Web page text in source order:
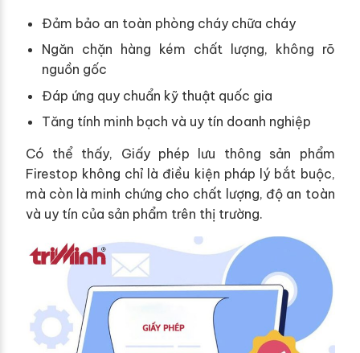
Đảm bảo an toàn phòng cháy chữa cháy
Ngăn chặn hàng kém chất lượng, không rõ
nguồn gốc
Đáp ứng quy chuẩn kỹ thuật quốc gia
Tăng tính minh bạch và uy tín doanh nghiệp
Có thể thấy, Giấy phép lưu thông sản phẩm
Firestop không chỉ là điều kiện pháp lý bắt buộc,
mà còn là minh chứng cho chất lượng, độ an toàn
và uy tín của sản phẩm trên thị trường.